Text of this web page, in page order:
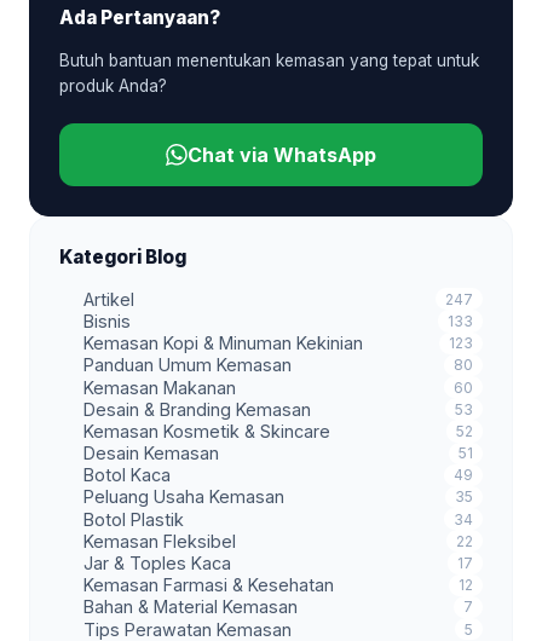
Ada Pertanyaan?
Butuh bantuan menentukan kemasan yang tepat untuk
produk Anda?
Chat via WhatsApp
Kategori Blog
Artikel 247
Bisnis 133
Kemasan Kopi & Minuman Kekinian 123
Panduan Umum Kemasan 80
Kemasan Makanan 60
Desain & Branding Kemasan 53
Kemasan Kosmetik & Skincare 52
Desain Kemasan 51
Botol Kaca 49
Peluang Usaha Kemasan 35
Botol Plastik 34
Kemasan Fleksibel 22
Jar & Toples Kaca 17
Kemasan Farmasi & Kesehatan 12
Bahan & Material Kemasan 7
Tips Perawatan Kemasan 5